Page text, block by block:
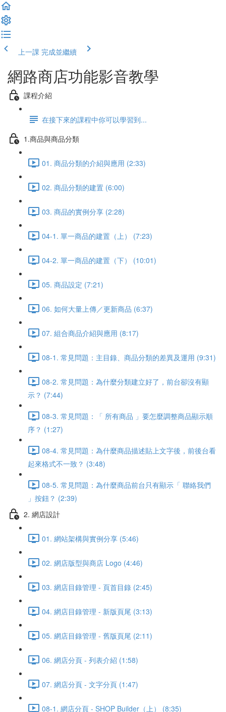
上一課 完成並繼續
網路商店功能影音教學
課程介紹
在接下來的課程中你可以學習到...
1.商品與商品分類
01. 商品分類的介紹與應用 (2:33)
02. 商品分類的建置 (6:00)
03. 商品的實例分享 (2:28)
04-1. 單一商品的建置（上） (7:23)
04-2. 單一商品的建置（下） (10:01)
05. 商品設定 (7:21)
06. 如何大量上傳／更新商品 (6:37)
07. 組合商品介紹與應用 (8:17)
08-1. 常見問題：主目錄、商品分類的差異及運用 (9:31)
08-2. 常見問題：為什麼分類建立好了，前台卻沒有顯
示？ (7:44)
08-3. 常見問題：「 所有商品 」要怎麼調整商品顯示順
序？ (1:27)
08-4. 常見問題：為什麼商品描述貼上文字後，前後台看
起來格式不一致？ (3:48)
08-5. 常見問題：為什麼商品前台只有顯示「 聯絡我們
」按鈕？ (2:39)
2. 網店設計
01. 網站架構與實例分享 (5:46)
02. 網店版型與商店 Logo (4:46)
03. 網店目錄管理 - 頁首目錄 (2:45)
04. 網店目錄管理 - 新版頁尾 (3:13)
05. 網店目錄管理 - 舊版頁尾 (2:11)
06. 網店分頁 - 列表介紹 (1:58)
07. 網店分頁 - 文字分頁 (1:47)
08-1. 網店分頁 - SHOP Builder（上） (8:35)